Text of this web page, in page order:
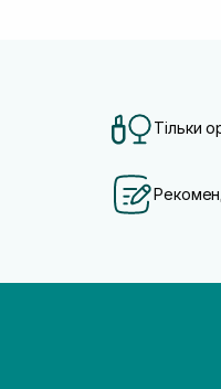
Тільки